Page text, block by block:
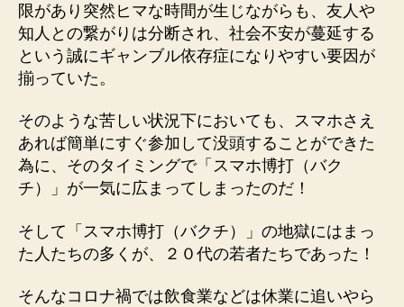
限があり突然ヒマな時間が生じながらも、友人や
知人との繋がりは分断され、社会不安が蔓延する
という誠にギャンブル依存症になりやすい要因が
揃っていた。
そのような苦しい状況下においても、スマホさえ
あれば簡単にすぐ参加して没頭することができた
為に、そのタイミングで「スマホ博打（バク
チ）」が一気に広まってしまったのだ！
そして「スマホ博打（バクチ）」の地獄にはまっ
た人たちの多くが、２０代の若者たちであった！
そんなコロナ禍では飲食業などは休業に追いやら